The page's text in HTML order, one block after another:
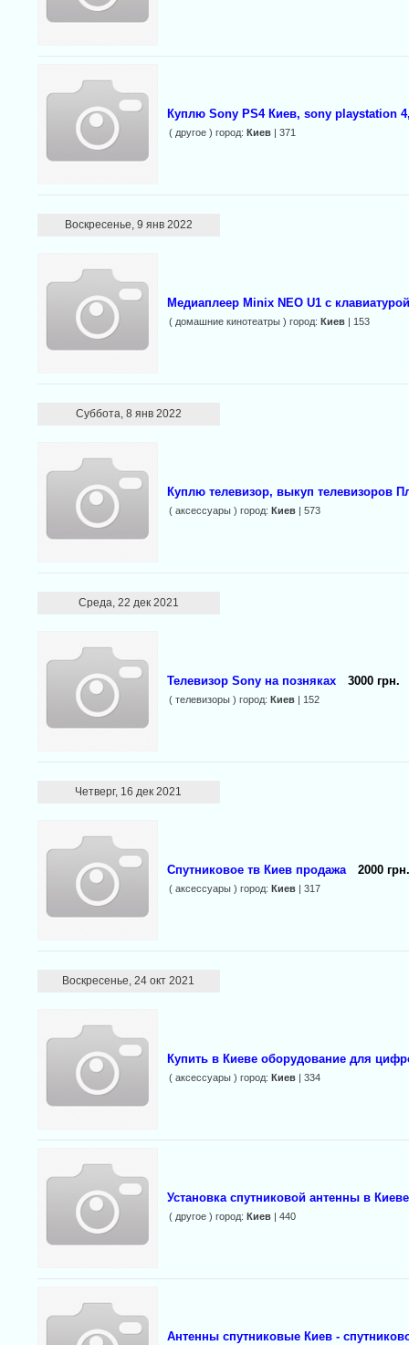
Куплю Sony PS4 Киев, sony playstation
( другое ) город: Киев| 371
Воскресенье, 9 янв 2022
Медиаплеер Minix NEO U1 с клавиатурой
( домашние кинотеатры ) город: Киев| 153
Суббота, 8 янв 2022
Куплю телевизор, выкуп телевизоров
( аксессуары ) город: Киев| 573
Среда, 22 дек 2021
Телевизор Sony на позняках 3000 грн.
( телевизоры ) город: Киев| 152
Четверг, 16 дек 2021
Спутниковое тв Киев продажа 2000 грн.
( аксессуары ) город: Киев| 317
Воскресенье, 24 окт 2021
Купить в Киеве оборудование для
( аксессуары ) город: Киев| 334
Установка спутниковой антенны в
( другое ) город: Киев| 440
Антенны спутниковые Киев -